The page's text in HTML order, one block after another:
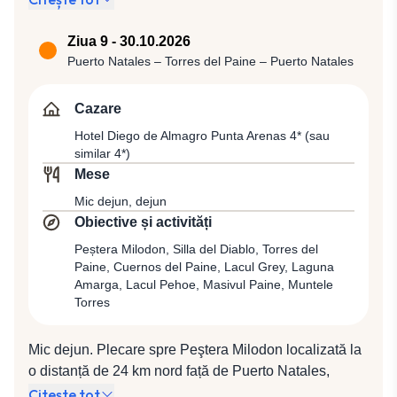
amplasării sale avantajoase pe Strâmtoarea
Magellan, continuă să fie folosit de navele comerciale.
poarta către cel mai frumos parc din lume, Torres del
4* (sau similar 4*).
Ziua 9 - 30.10.2026
Puerto Natales – Torres del Paine – Puerto Natales
Cazare
Hotel Diego de Almagro Punta Arenas 4* (sau
similar 4*)
Mese
Mic dejun, dejun
Obiective și activități
Peștera Milodon, Silla del Diablo, Torres del
Paine, Cuernos del Paine, Lacul Grey, Laguna
Amarga, Lacul Pehoe, Masivul Paine, Muntele
Torres
Mic dejun. Plecare spre Peştera Milodon localizată la
o distanță de 24 km nord față de Puerto Natales,
monument natural care este compus din 3 peşteri şi o